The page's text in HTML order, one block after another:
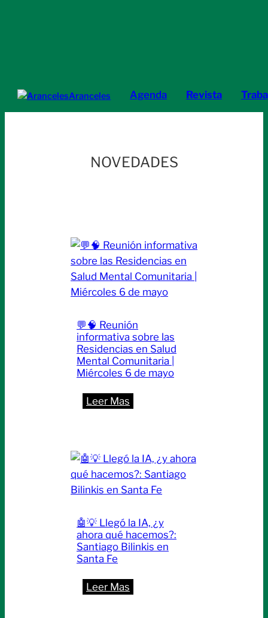
Aranceles Agenda Revista
NOVEDADES
💬🧠 Reunión
informativa sobre las
Residencias en Salud
Mental Comunitaria |
Miércoles 6 de mayo
Leer Mas
informativa
sobre
las
en
Salud
🤖💡 Llegó la IA, ¿y
ahora qué hacemos?:
Santiago Bilinkis en
Santa Fe
Leer Mas